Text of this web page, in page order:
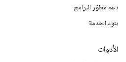
دعم مطوّر البرامج
بنود الخدمة
الأدوات